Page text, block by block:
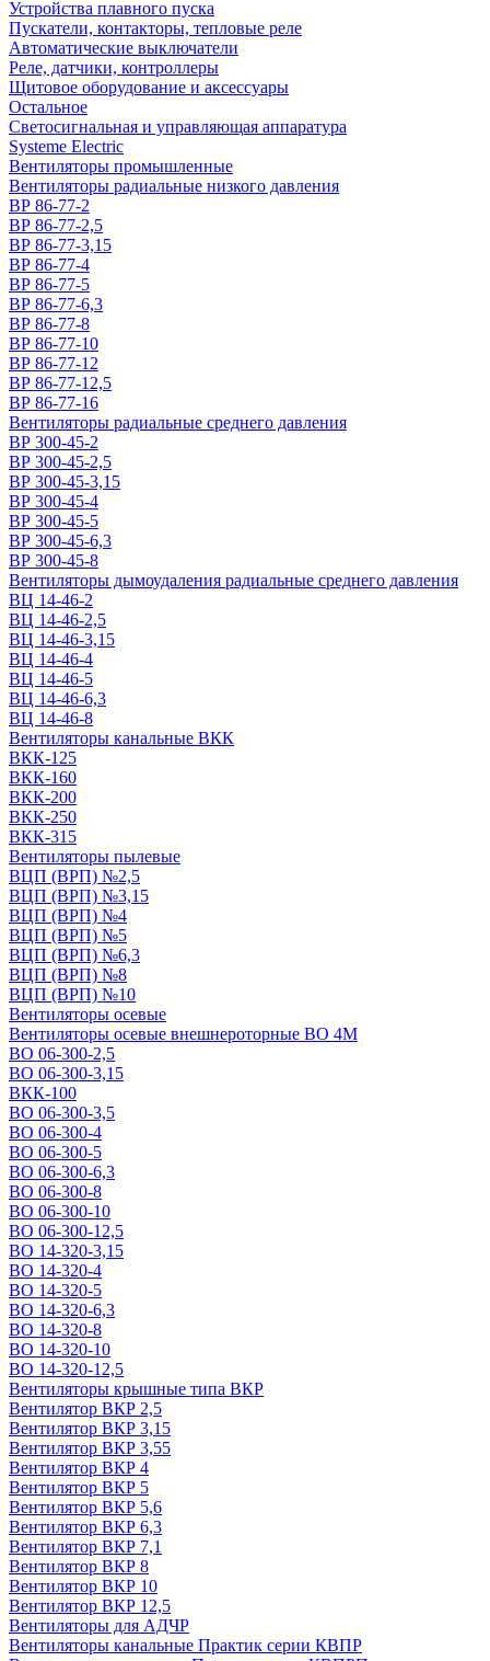
Устройства плавного пуска
Пускатели, контакторы, тепловые реле
Автоматические выключатели
Реле, датчики, контроллеры
Щитовое оборудование и аксессуары
Остальное
Светосигнальная и управляющая аппаратура
Systeme Electric
Вентиляторы промышленные
Вентиляторы радиальные низкого давления
ВР 86-77-2
ВР 86-77-2,5
ВР 86-77-3,15
ВР 86-77-4
ВР 86-77-5
ВР 86-77-6,3
ВР 86-77-8
ВР 86-77-10
ВР 86-77-12
ВР 86-77-12,5
ВР 86-77-16
Вентиляторы радиальные среднего давления
ВР 300-45-2
ВР 300-45-2,5
ВР 300-45-3,15
ВР 300-45-4
ВР 300-45-5
ВР 300-45-6,3
ВР 300-45-8
Вентиляторы дымоудаления радиальные среднего давления
ВЦ 14-46-2
ВЦ 14-46-2,5
ВЦ 14-46-3,15
ВЦ 14-46-4
ВЦ 14-46-5
ВЦ 14-46-6,3
ВЦ 14-46-8
Вентиляторы канальные ВКК
ВКК-125
ВКК-160
ВКК-200
ВКК-250
ВКК-315
Вентиляторы пылевые
ВЦП (ВРП) №2,5
ВЦП (ВРП) №3,15
ВЦП (ВРП) №4
ВЦП (ВРП) №5
ВЦП (ВРП) №6,3
ВЦП (ВРП) №8
ВЦП (ВРП) №10
Вентиляторы осевые
Вентиляторы осевые внешнероторные ВО 4М
ВО 06-300-2,5
ВО 06-300-3,15
ВКК-100
ВО 06-300-3,5
ВО 06-300-4
ВО 06-300-5
ВО 06-300-6,3
ВО 06-300-8
ВО 06-300-10
ВО 06-300-12,5
ВО 14-320-3,15
ВО 14-320-4
ВО 14-320-5
ВО 14-320-6,3
ВО 14-320-8
ВО 14-320-10
ВО 14-320-12,5
Вентиляторы крышные типа ВКР
Вентилятор ВКР 2,5
Вентилятор ВКР 3,15
Вентилятор ВКР 3,55
Вентилятор ВКР 4
Вентилятор ВКР 5
Вентилятор ВКР 5,6
Вентилятор ВКР 6,3
Вентилятор ВКР 7,1
Вентилятор ВКР 8
Вентилятор ВКР 10
Вентилятор ВКР 12,5
Вентиляторы для АДЧР
Вентиляторы канальные Практик серии КВПР